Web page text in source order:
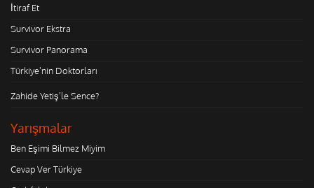
İtiraf Et
Survivor Ekstra
Survivor Panorama
Türkiye'nin Doktorları
Zahide Yetiş'le Sence?
Yarışmalar
Ben Eşimi Bilmez Miyim
Cevap Ver Türkiye